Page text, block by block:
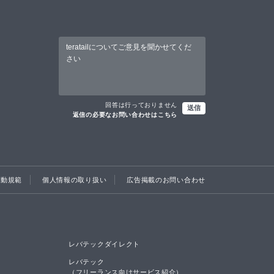
回答は行っておりません
返信の必要なお問い合わせはこちら
送信
規範 個人情報の取り扱い 広告掲載のお問い合わせ
レバテックダイレクト
レバテック
（フリーランス向けサービス紹介）